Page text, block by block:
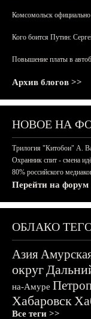
Комсомольск официально
Кого боится Путин:
Повышение платы в
Архив блогов >>
НОВОЕ НА
Трилогия "Китобои" А.
Охранник спит - смена
80% российского
Перейти на форум
ОБЛАКО
Азия
округ
на-Амуре
Хабаровск
Все теги >>